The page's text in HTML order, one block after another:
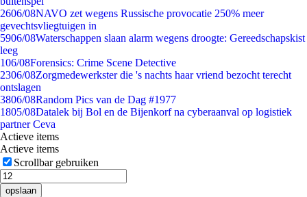
2606/08NAVO zet wegens Russische provocatie 250% meer
gevechtsvliegtuigen in
5906/08Waterschappen slaan alarm wegens droogte: Gereedschapskist
leeg
106/08Forensics: Crime Scene Detective
2306/08Zorgmedewerkster die 's nachts haar vriend bezocht terecht
ontslagen
3806/08Random Pics van de Dag #1977
1805/08Datalek bij Bol en de Bijenkorf na cyberaanval op logistiek
partner Ceva
Actieve items
Actieve items
Scrollbar gebruiken
opslaan